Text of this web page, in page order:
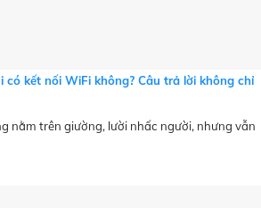
có kết nối WiFi không? Câu trả lời không chỉ
nằm trên giường, lười nhấc người, nhưng vẫn